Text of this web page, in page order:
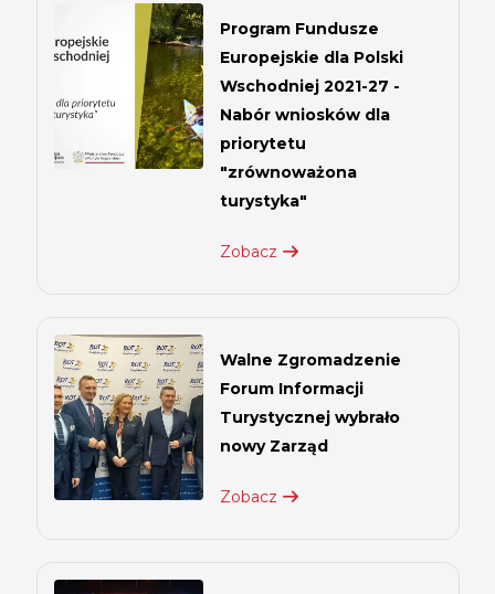
Program Fundusze
Europejskie dla Polski
Wschodniej 2021-27 -
Nabór wniosków dla
priorytetu
"zrównoważona
turystyka"
Zobacz
Walne Zgromadzenie
Forum Informacji
Turystycznej wybrało
nowy Zarząd
Zobacz